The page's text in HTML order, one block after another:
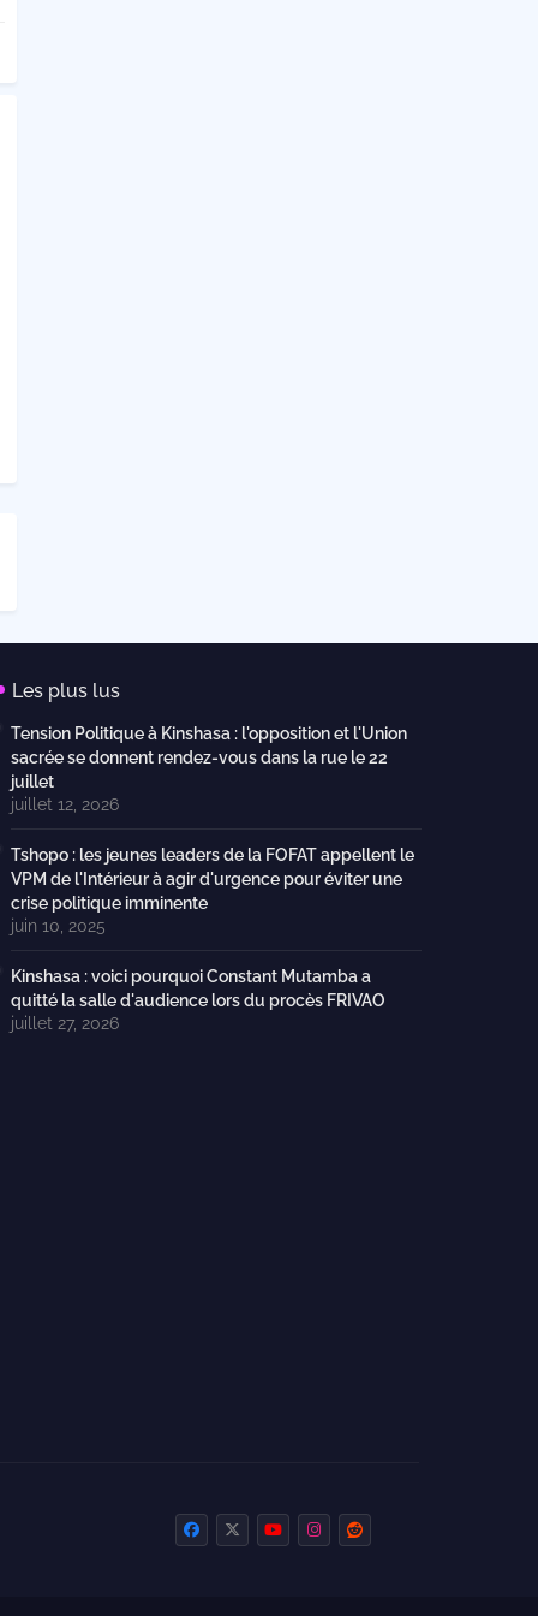
Les plus lus
Tension Politique à Kinshasa : l'opposition et l'Union
sacrée se donnent rendez-vous dans la rue le 22
juillet
juillet 12, 2026
Tshopo : les jeunes leaders de la FOFAT appellent le
VPM de l'Intérieur à agir d'urgence pour éviter une
crise politique imminente
juin 10, 2025
Kinshasa : voici pourquoi Constant Mutamba a
quitté la salle d'audience lors du procès FRIVAO
juillet 27, 2026